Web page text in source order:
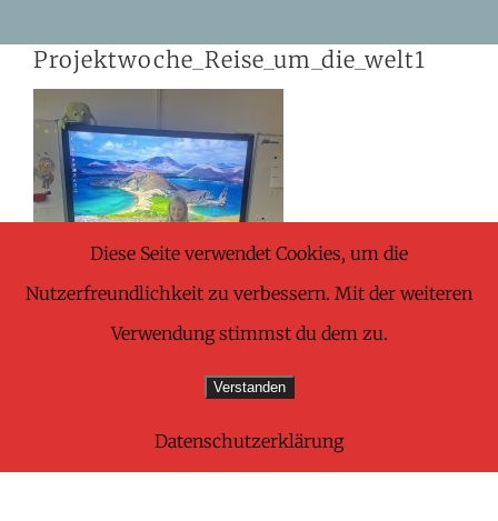
Projektwoche_Reise_um_die_welt1
Diese Seite verwendet Cookies, um die
Nutzerfreundlichkeit zu verbessern. Mit der weiteren
Verwendung stimmst du dem zu.
Verstanden
Datenschutzerklärung